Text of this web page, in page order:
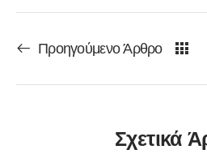
Προηγούμενο Άρθρο
Σχετικά